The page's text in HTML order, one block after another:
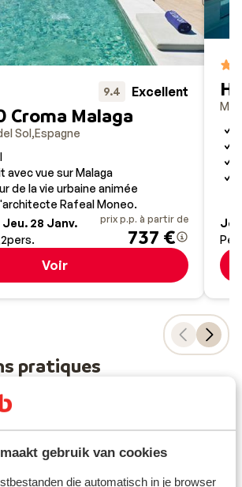
gebruik van cookies
die automatisch in je browser
9.4 Excellent
Croma Malaga
Sol Espagne
avec vue sur Malaga
de la vie urbaine animée
Rafeal Moneo.
Jeu. 28 Janv.
2pers.
prix p.p. à partir de
737 €
Voir
pratiques
horaire entre L'Espagne et la